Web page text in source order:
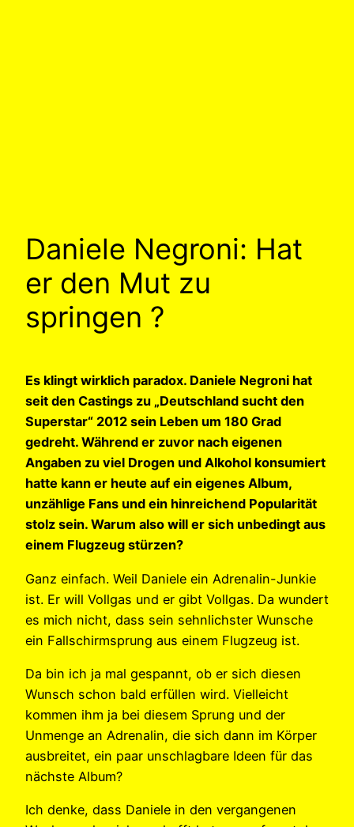
Daniele Negroni: Hat
er den Mut zu
springen ?
Es klingt wirklich paradox. Daniele Negroni hat
seit den Castings zu „Deutschland sucht den
Superstar“ 2012 sein Leben um 180 Grad
gedreht. Während er zuvor nach eigenen
Angaben zu viel Drogen und Alkohol konsumiert
hatte kann er heute auf ein eigenes Album,
unzählige Fans und ein hinreichend Popularität
stolz sein. Warum also will er sich unbedingt aus
einem Flugzeug stürzen?
Ganz einfach. Weil Daniele ein Adrenalin-Junkie
ist. Er will Vollgas und er gibt Vollgas. Da wundert
es mich nicht, dass sein sehnlichster Wunsche
ein Fallschirmsprung aus einem Flugzeug ist.
Da bin ich ja mal gespannt, ob er sich diesen
Wunsch schon bald erfüllen wird. Vielleicht
kommen ihm ja bei diesem Sprung und der
Unmenge an Adrenalin, die sich dann im Körper
ausbreitet, ein paar unschlagbare Ideen für das
nächste Album?
Ich denke, dass Daniele in den vergangenen